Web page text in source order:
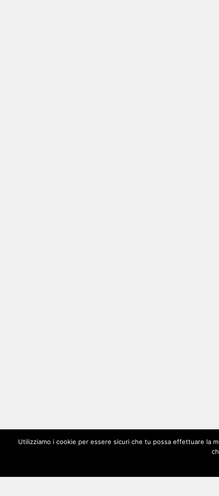
Utilizziamo i cookie per essere sicuri che tu possa effettuare la